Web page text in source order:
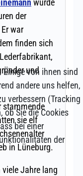
von ihnen sind
andere uns helfen,
verbessern (Tracking
ob Sie die Cookies
bei einer
der